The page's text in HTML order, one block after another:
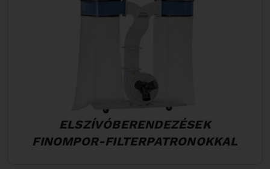
ELSZÍVÓBERENDEZÉSEK
FINOMPOR-FILTERPATRONOKKAL